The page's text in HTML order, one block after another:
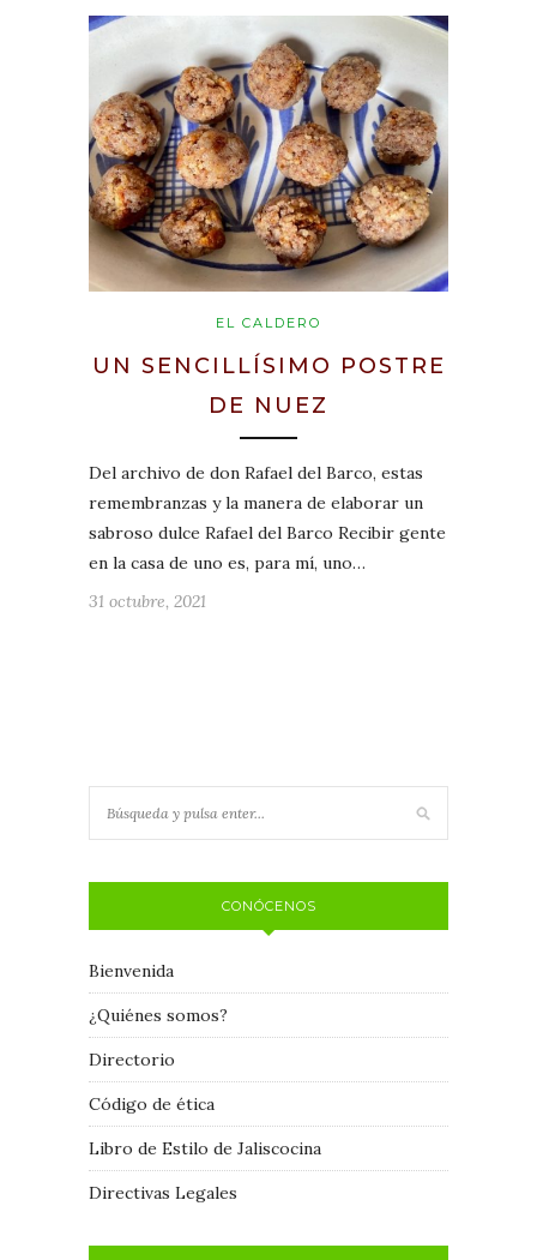
EL CALDERO
UN SENCILLÍSIMO POSTRE
DE NUEZ
Del archivo de don Rafael del Barco, estas
remembranzas y la manera de elaborar un
sabroso dulce Rafael del Barco Recibir gente
en la casa de uno es, para mí, uno…
31 octubre, 2021
CONÓCENOS
Bienvenida
¿Quiénes somos?
Directorio
Código de ética
Libro de Estilo de Jaliscocina
Directivas Legales